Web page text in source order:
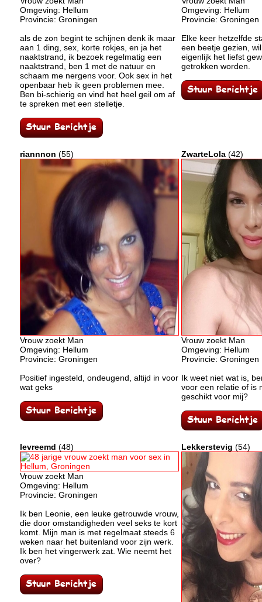
Omgeving: Hellum
Provincie: Groningen
als de zon begint te schijnen denk ik maar
aan 1 ding, sex, korte rokjes, en ja het
naaktstrand, ik bezoek regelmatig een
naaktstrand, ben 1 met de natuur en
schaam me nergens voor. Ook sex in het
openbaar heb ik geen problemen mee.
Ben bi-schierig en vind het heel geil om af
te spreken met een stelletje.
Omgeving: Hellum
Provincie: Groningen
Elke keer hetzelfde
een beetje gezien,
eigenlijk het liefst
getrokken worden.
riannnon (55)
Vrouw zoekt Man
Omgeving: Hellum
Provincie: Groningen
Positief ingesteld, ondeugend, altijd in voor
wat geks
ZwarteLola (42)
Vrouw zoekt Man
Omgeving: Hellum
Provincie: Groningen
Ik weet niet wat is,
voor een relatie of is
geschikt voor mij?
levreemd (48)
Vrouw zoekt Man
Omgeving: Hellum
Provincie: Groningen
Ik ben Leonie, een leuke getrouwde vrouw,
die door omstandigheden veel seks te kort
komt. Mijn man is met regelmaat steeds 6
weken naar het buitenland voor zijn werk.
Ik ben het vingerwerk zat. Wie neemt het
over?
Lekkerstevig (54)